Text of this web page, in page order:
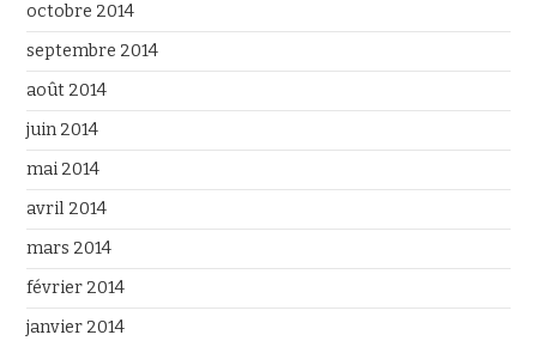
octobre 2014
septembre 2014
août 2014
juin 2014
mai 2014
avril 2014
mars 2014
février 2014
janvier 2014